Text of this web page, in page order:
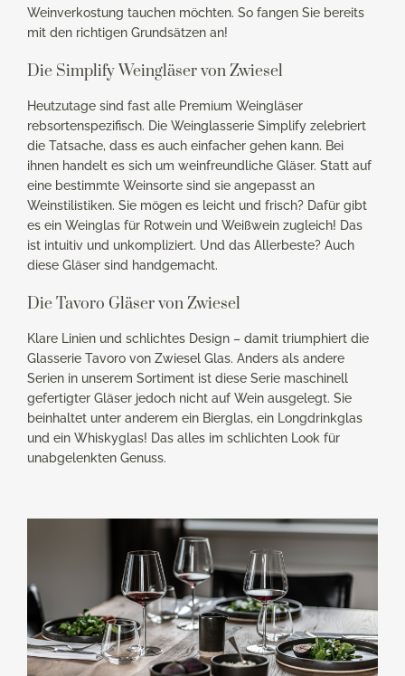
Weinverkostung tauchen möchten. So fangen Sie bereits
mit den richtigen Grundsätzen an!
Die Simplify Weingläser von Zwiesel
Heutzutage sind fast alle Premium Weingläser
rebsortenspezifisch. Die Weinglasserie Simplify zelebriert
die Tatsache, dass es auch einfacher gehen kann. Bei
ihnen handelt es sich um weinfreundliche Gläser. Statt auf
eine bestimmte Weinsorte sind sie angepasst an
Weinstilistiken. Sie mögen es leicht und frisch? Dafür gibt
es ein Weinglas für Rotwein und Weißwein zugleich! Das
ist intuitiv und unkompliziert. Und das Allerbeste? Auch
diese Gläser sind handgemacht.
Die Tavoro Gläser von Zwiesel
Klare Linien und schlichtes Design – damit triumphiert die
Glasserie Tavoro von Zwiesel Glas. Anders als andere
Serien in unserem Sortiment ist diese Serie maschinell
gefertigter Gläser jedoch nicht auf Wein ausgelegt. Sie
beinhaltet unter anderem ein Bierglas, ein Longdrinkglas
und ein Whiskyglas! Das alles im schlichten Look für
unabgelenkten Genuss.